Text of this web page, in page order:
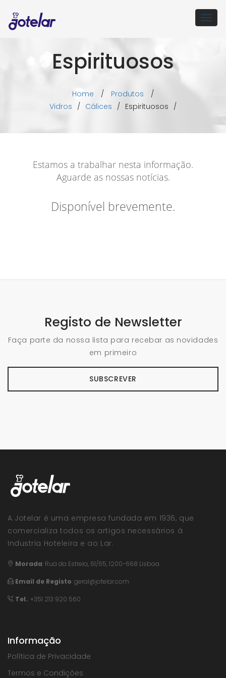
Espirituosos
Home / Produtos
/
Vidros / Cálices / Espirituosos /
Estamos a trabalhar nesta informação.
Aguarde as nossas notícias.
Disponível brevemente.
Registo de Newsletter
Faça parte da nossa lista para recebar as novidades
em primeiro
SUBSCREVER
A Jotelar é uma empresa fundada em 1936, que
comercializa todos os artigos necessários à
Industria Hoteleira e ao Lar.
Morada: Rua da Estrela, 61/65, 1200-668 Lisboa
Email de Registo:geral@jotelar.com
Tel.: +351 213 920 560
Informação
Política de Privacidade
Termos e Condições